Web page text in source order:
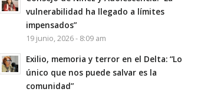
vulnerabilidad ha llegado a límites
impensados”
19 junio, 2026 - 8:09 am
Exilio, memoria y terror en el Delta: “Lo
único que nos puede salvar es la
comunidad”